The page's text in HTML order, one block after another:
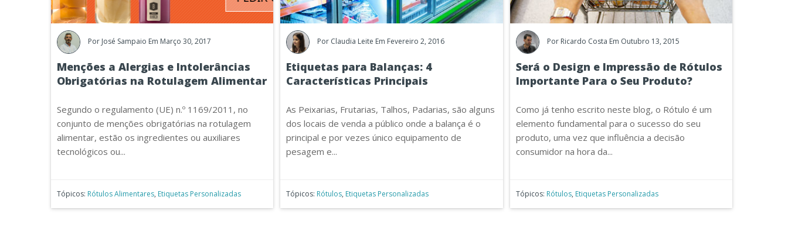
Por José Sampaio Em Março 30, 2017
Menções a Alergias e Intolerâncias
Obrigatórias na Rotulagem Alimentar
Segundo o regulamento (UE) n.º 1169/2011, no
conjunto de menções obrigatórias na rotulagem
alimentar, estão os ingredientes ou auxiliares
tecnológicos ou...
Tópicos: Rótulos Alimentares, Etiquetas Personalizadas
Por Claudia Leite Em Fevereiro 2, 2016
Etiquetas para Balanças: 4
Características Principais
As Peixarias, Frutarias, Talhos, Padarias, são alguns
dos locais de venda a público onde a balança é o
principal e por vezes único equipamento de
pesagem e...
Tópicos: Rótulos, Etiquetas Personalizadas
Por Ricardo Costa Em Outubro 13, 2015
Será o Design e Impressão de Rótulos
Importante Para o Seu Produto?
Como já tenho escrito neste blog, o Rótulo é um
elemento fundamental para o sucesso do seu
produto, uma vez que influência a decisão
consumidor na hora da...
Tópicos: Rótulos, Etiquetas Personalizadas